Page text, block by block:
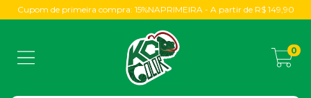
Cupom de primeira compra: 15%NAPRIMEIRA - A partir de R$ 149,90
0